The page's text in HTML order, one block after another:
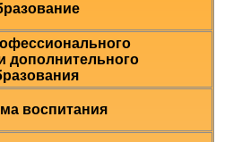
дополнительного
воспитания